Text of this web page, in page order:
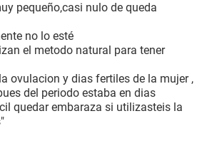
pequeño,casi nulo de queda
no lo esté
el metodo natural para tener
ovulacion y dias fertiles de la mujer ,
del periodo estaba en dias
quedar embaraza si utilizasteis la